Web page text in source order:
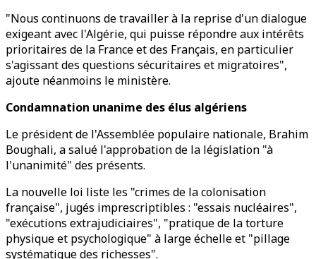
"Nous continuons de travailler à la reprise d'un dialogue
exigeant avec l'Algérie, qui puisse répondre aux intérêts
prioritaires de la France et des Français, en particulier
s'agissant des questions sécuritaires et migratoires",
ajoute néanmoins le ministère.
Condamnation unanime des élus algériens
Le président de l'Assemblée populaire nationale, Brahim
Boughali, a salué l'approbation de la législation "à
l'unanimité" des présents.
La nouvelle loi liste les "crimes de la colonisation
française", jugés imprescriptibles : "essais nucléaires",
"exécutions extrajudiciaires", "pratique de la torture
physique et psychologique" à large échelle et "pillage
systématique des richesses".